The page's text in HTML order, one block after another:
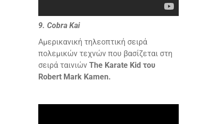
9. Cobra Kai
Αμερικανική τηλεοπτική σειρά
πολεμικών τεχνών που βασίζεται στη
σειρά ταινιών The Karate Kid του
Robert Mark Kamen.